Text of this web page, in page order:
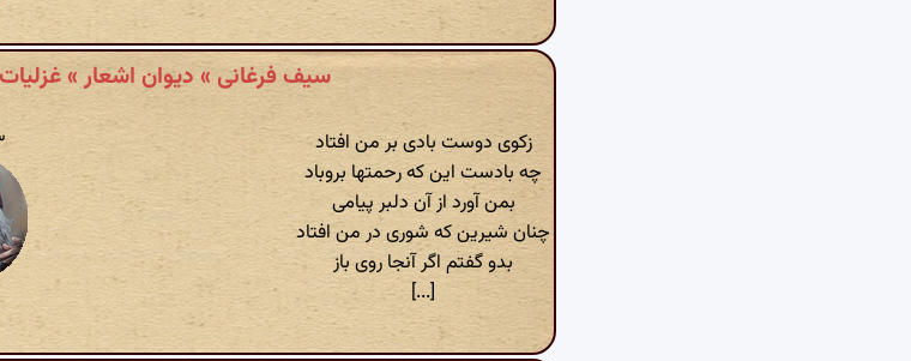
سیف فرغانی » دیوان اشعار » غزلیات »
زکوی دوست بادی بر من افتاد
چه بادست این که رحمتها بروباد
بمن آورد از آن دلبر پیامی
چنان شیرین که شوری در من افتاد
بدو گفتم اگر آنجا روی باز
[...]